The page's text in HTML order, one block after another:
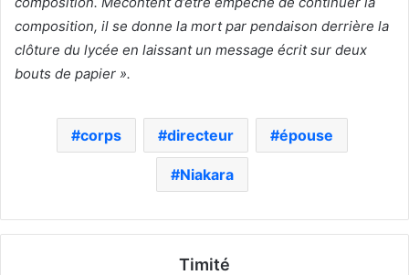
composition, il se donne la mort par pendaison derrière la
clôture du lycée en laissant un message écrit sur deux
bouts de papier ».
corps directeur épouse
Niakara
Timité